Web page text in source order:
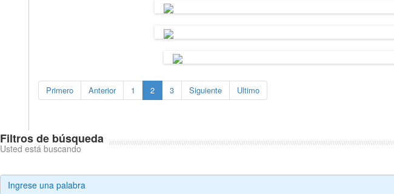
Primero Anterior 1 2 3 Siguiente Ultimo
Filtros de búsqueda
Usted está buscando